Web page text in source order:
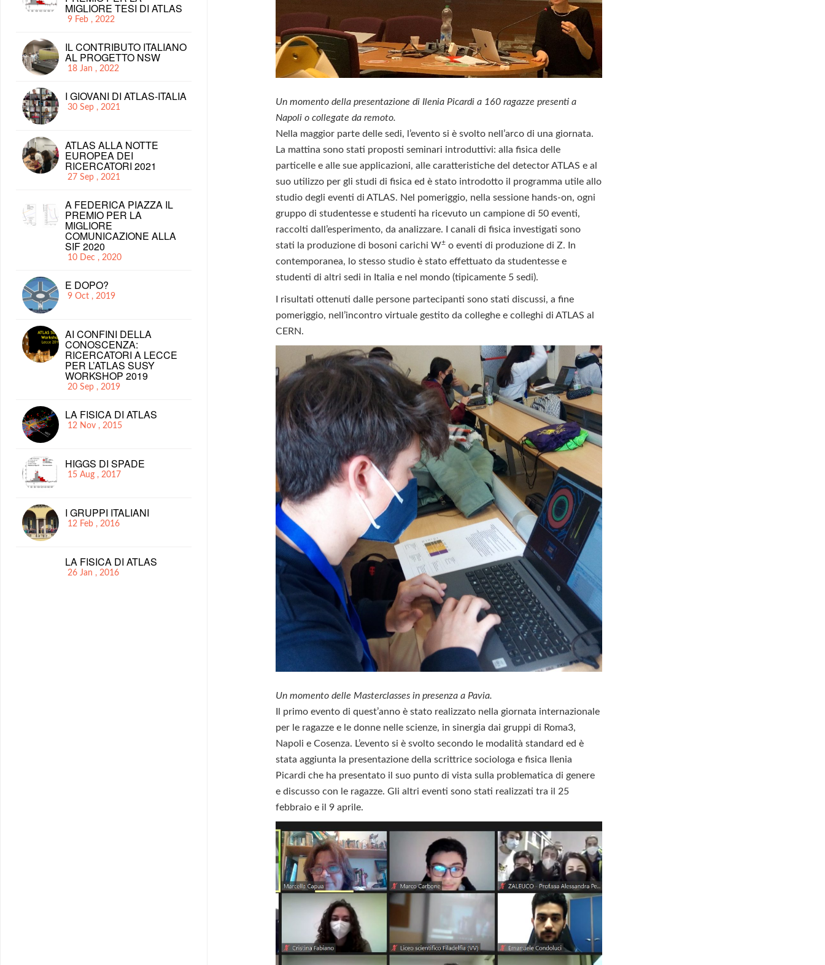
Un momento della presentazione di Ilenia Picardi a 160 ragazze presenti a
Napoli o collegate da remoto.
Nella maggior parte delle sedi, l’evento si è svolto nell’arco di una giornata.
La mattina sono stati proposti seminari introduttivi: alla fisica delle
particelle e alle sue applicazioni, alle caratteristiche del detector ATLAS e al
suo utilizzo per gli studi di fisica ed è stato introdotto il programma utile allo
studio degli eventi di ATLAS. Nel pomeriggio, nella sessione hands-on, ogni
gruppo di studentesse e studenti ha ricevuto un campione di 50 eventi,
raccolti dall’esperimento, da analizzare. I canali di fisica investigati sono
stati la produzione di bosoni carichi W± o eventi di produzione di Z. In
contemporanea, lo stesso studio è stato effettuato da studentesse e
studenti di altri sedi in Italia e nel mondo (tipicamente 5 sedi).
I risultati ottenuti dalle persone partecipanti sono stati discussi, a fine
pomeriggio, nell’incontro virtuale gestito da colleghe e colleghi di ATLAS al
CERN.
Un momento delle Masterclasses in presenza a Pavia.
Il primo evento di quest’anno è stato realizzato nella giornata internazionale
per le ragazze e le donne nelle scienze, in sinergia dai gruppi di Roma3,
Napoli e Cosenza. L’evento si è svolto secondo le modalità standard ed è
stata aggiunta la presentazione della scrittrice sociologa e fisica Ilenia
Picardi che ha presentato il suo punto di vista sulla problematica di genere
e discusso con le ragazze. Gli altri eventi sono stati realizzati tra il 25
febbraio e il 9 aprile.
MIGLIORE TESI DI ATLAS
9 Feb , 2022
IL CONTRIBUTO ITALIANO
AL PROGETTO NSW
18 Jan , 2022
I GIOVANI DI ATLAS-ITALIA
30 Sep , 2021
ATLAS ALLA NOTTE
EUROPEA DEI
RICERCATORI 2021
27 Sep , 2021
A FEDERICA PIAZZA IL
PREMIO PER LA
MIGLIORE
COMUNICAZIONE ALLA
SIF 2020
10 Dec , 2020
E DOPO?
9 Oct , 2019
AI CONFINI DELLA
CONOSCENZA:
RICERCATORI A LECCE
PER L’ATLAS SUSY
WORKSHOP 2019
20 Sep , 2019
LA FISICA DI ATLAS
12 Nov , 2015
HIGGS DI SPADE
15 Aug , 2017
I GRUPPI ITALIANI
12 Feb , 2016
LA FISICA DI ATLAS
26 Jan , 2016